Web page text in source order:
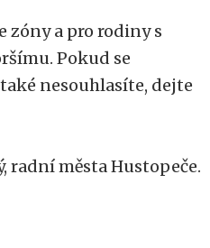
zóny a pro rodiny s
Pokud se
nesouhlasíte, dejte
radní města Hustopeče.